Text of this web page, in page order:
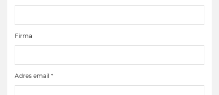
Firma
Adres email *